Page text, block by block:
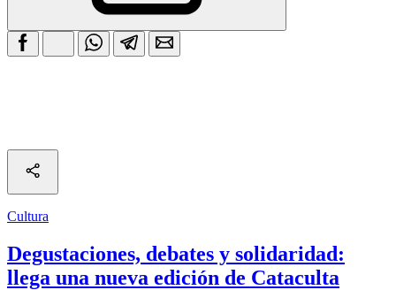
Cultura
Degustaciones, debates y solidaridad:
llega una nueva edición de Cataculta